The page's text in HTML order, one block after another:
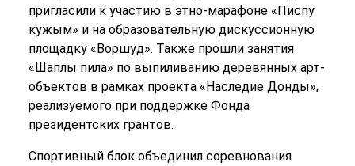
пригласили к участию в этно-марафоне «Писпу
кужым» и на образовательную дискуссионную
площадку «Воршуд». Также прошли занятия
«Шаплы пила» по выпиливанию деревянных арт-
объектов в рамках проекта «Наследие Донды»,
реализуемого при поддержке Фонда
президентских грантов.
Спортивный блок объединил соревнования